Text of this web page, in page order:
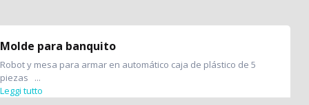
Molde para banquito
Robot y mesa para armar en automático caja de plástico de 5
piezas ...
Leggi tutto